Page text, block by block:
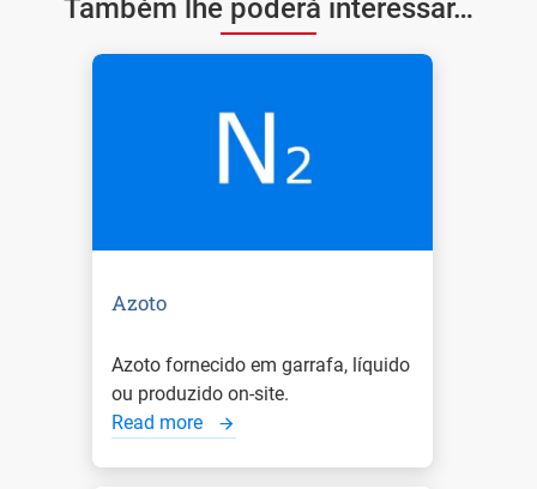
Também lhe poderá interessar…
Azoto
Azoto fornecido em garrafa, líquido
ou produzido on-site.
Read more